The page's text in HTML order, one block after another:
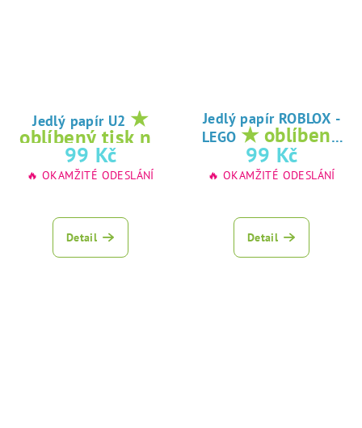
Jedlý papír U2 ★
oblíbený tisk na
jedlý papír
99 Kč
🔥 OKAMŽITÉ ODESLÁNÍ
Detail
Jedlý papír ROBLOX -
LEGO ★ oblíbený
tisk na jedlý
papír
99 Kč
🔥 OKAMŽITÉ ODESLÁNÍ
Detail